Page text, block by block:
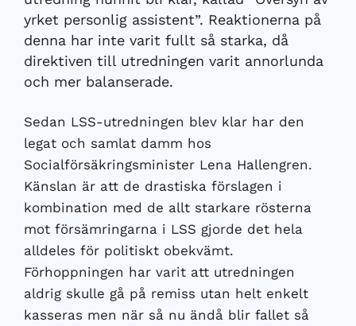
yrket personlig assistent”. Reaktionerna på
denna har inte varit fullt så starka, då
direktiven till utredningen varit annorlunda
och mer balanserade.
Sedan LSS-utredningen blev klar har den
legat och samlat damm hos
Socialförsäkringsminister Lena Hallengren.
Känslan är att de drastiska förslagen i
kombination med de allt starkare rösterna
mot försämringarna i LSS gjorde det hela
alldeles för politiskt obekvämt.
Förhoppningen har varit att utredningen
aldrig skulle gå på remiss utan helt enkelt
kasseras men när så nu ändå blir fallet så